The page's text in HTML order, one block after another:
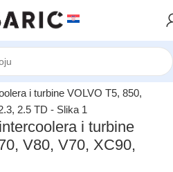
i turbine
V80, V70, XC90,